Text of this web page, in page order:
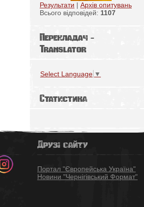
Результати | Архів опитувань
Всього відповідей: 1107
Перекладач -
Translator
Select Language ▼
Статистика
Друзі сайту
Портал "Європейська Україна"
Новини "Чернігівський Формат"